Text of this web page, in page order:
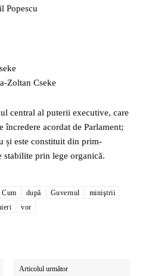
Popescu
Zoltan Cseke
central al puterii executive, care
acordat de Parlament;
și este constituit din prim-
prin lege organică.
Cum după Guvernul
miniştrii
vor
Articolul următor